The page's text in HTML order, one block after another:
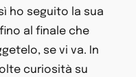
ho seguito la sua
al finale che
se vi va. In
curiosità su